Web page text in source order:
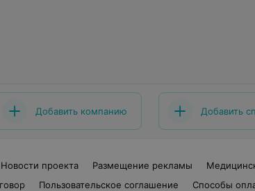
Добавить компанию Добавить
Новости проекта Размещение рекламы
Пользовательское соглашение Способы